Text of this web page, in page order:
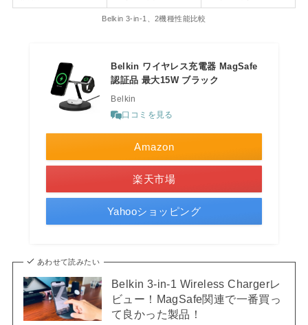
Belkin 3-in-1、2機種性能比較
Belkin ワイヤレス充電器 MagSafe
認証品 最大15W ブラック
Belkin
口コミを見る
Amazon
楽天市場
Yahooショッピング
あわせて読みたい
Belkin 3-in-1 Wireless Chargerレ
ビュー！MagSafe関連で一番買っ
て良かった製品！